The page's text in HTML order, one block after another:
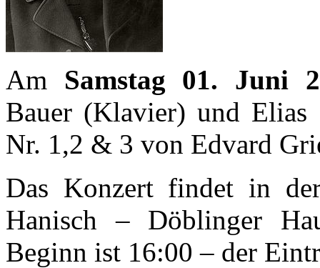
Am Samstag 01. Juni
Bauer (Klavier) und
Nr. 1,2 & 3 von Edvard
Das Konzert findet in
Hanisch – Döblinger
Beginn ist 16:00 – der